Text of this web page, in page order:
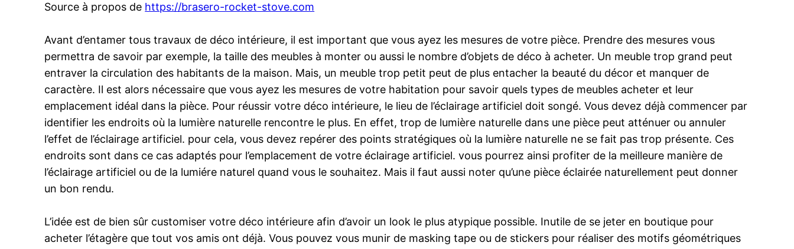
Source à propos de https://brasero-rocket-stove.com
Avant d’entamer tous travaux de déco intérieure, il est important que vous ayez les mesures de votre pièce. Prendre des mesures vous
permettra de savoir par exemple, la taille des meubles à monter ou aussi le nombre d’objets de déco à acheter. Un meuble trop grand peut
entraver la circulation des habitants de la maison. Mais, un meuble trop petit peut de plus entacher la beauté du décor et manquer de
caractère. Il est alors nécessaire que vous ayez les mesures de votre habitation pour savoir quels types de meubles acheter et leur
emplacement idéal dans la pièce. Pour réussir votre déco intérieure, le lieu de l’éclairage artificiel doit songé. Vous devez déjà commencer par
identifier les endroits où la lumière naturelle rencontre le plus. En effet, trop de lumière naturelle dans une pièce peut atténuer ou annuler
l’effet de l’éclairage artificiel. pour cela, vous devez repérer des points stratégiques où la lumière naturelle ne se fait pas trop présente. Ces
endroits sont dans ce cas adaptés pour l’emplacement de votre éclairage artificiel. vous pourrez ainsi profiter de la meilleure manière de
l’éclairage artificiel ou de la lumiére naturel quand vous le souhaitez. Mais il faut aussi noter qu’une pièce éclairée naturellement peut donner
un bon rendu.
L’idée est de bien sûr customiser votre déco intérieure afin d’avoir un look le plus atypique possible. Inutile de se jeter en boutique pour
acheter l’étagère que tout vos amis ont déjà. Vous pouvez vous munir de masking tape ou de stickers pour réaliser des motifs géométriques